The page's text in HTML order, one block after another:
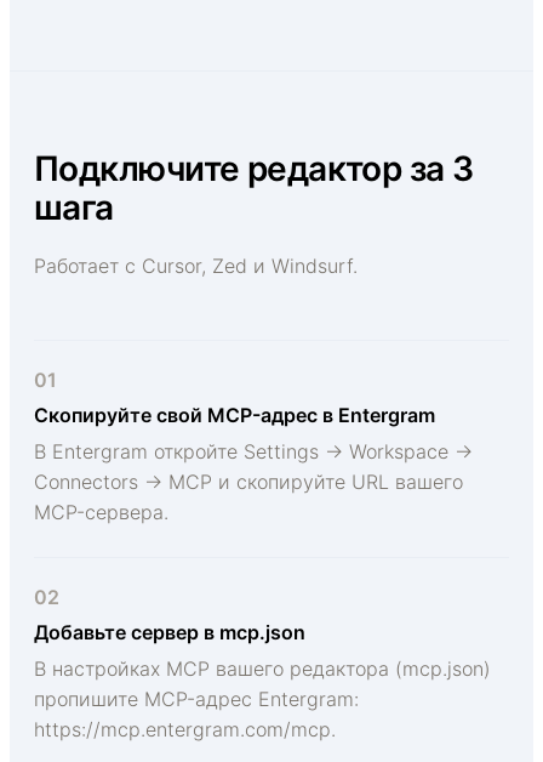
Подключите редактор за 3
шага
Работает с Cursor, Zed и Windsurf.
01
Скопируйте свой MCP-адрес в Entergram
В Entergram откройте Settings → Workspace →
Connectors → MCP и скопируйте URL вашего
MCP-сервера.
02
Добавьте сервер в mcp.json
В настройках MCP вашего редактора (mcp.json)
пропишите MCP-адрес Entergram:
https://mcp.entergram.com/mcp.